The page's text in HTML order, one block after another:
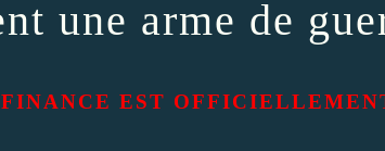
une arme de
EST